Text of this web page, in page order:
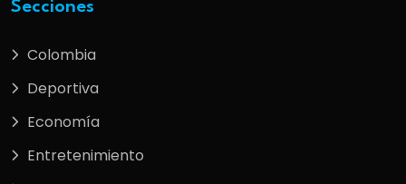
Secciones
Colombia
Deportiva
Economía
Entretenimiento